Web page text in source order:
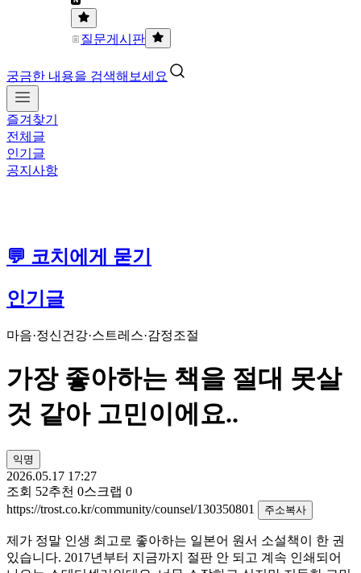
질문게시판
궁금한 내용을 검색해보세요
즐겨찾기
전체글
인기글
공지사항
💬 코치에게 묻기
인기글
마음·정신건강·스트레스·감정조절
가장 좋아하는 책을 절대 못살
것 같아 고민이에요..
익명
2026.05.17 17:27
조회 52추천 0스크랩 0
https://trost.co.kr/community/counsel/130350801
주소복사
​제가 정말 인생 최고로 좋아하는 일본어 원서 소설책이 한 권
있습니다. 2017년부터 지금까지 절판 안 되고 계속 인쇄되어